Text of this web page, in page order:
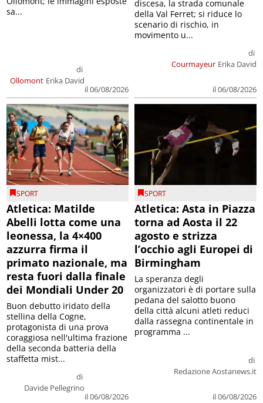
Ollomont
di
Erika David
il 06/08/2026
sa...
Courmayeur
di
Erika David
il 06/08/2026
discesa, la strada comunale
della Val Ferret; si riduce lo
scenario di rischio, in
movimento u...
SPORT
Atletica: Matilde
Abelli lotta come una
leonessa, la 4×400
azzurra firma il
primato nazionale, ma
resta fuori dalla finale
dei Mondiali Under 20
di
Davide Pellegrino
il 06/08/2026
Buon debutto iridato della
stellina della Cogne,
protagonista di una prova
coraggiosa nell'ultima frazione
della seconda batteria della
staffetta mist...
SPORT
Atletica: Asta in Piazza
torna ad Aosta il 22
agosto e strizza
l’occhio agli Europei di
Birmingham
di
Redazione Aostanews.it
il 06/08/2026
La speranza degli
organizzatori è di portare sulla
pedana del salotto buono
della città alcuni atleti reduci
dalla rassegna continentale in
programma ...